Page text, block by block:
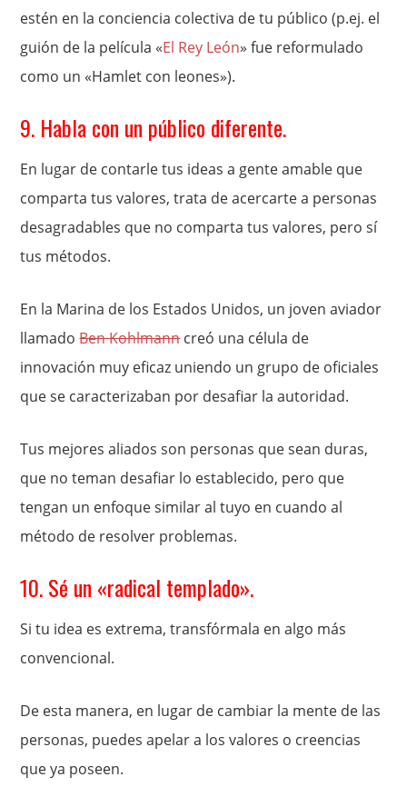
estén en la conciencia colectiva de tu público (p.ej. el
guión de la película «El Rey León» fue reformulado
como un «Hamlet con leones»).
9. Habla con un público diferente.
En lugar de contarle tus ideas a gente amable que
comparta tus valores, trata de acercarte a personas
desagradables que no comparta tus valores, pero sí
tus métodos.
En la Marina de los Estados Unidos, un joven aviador
llamadoBen Kohlmanncreó una célula de
innovación muy eficaz uniendo un grupo de oficiales
que se caracterizaban por desafiar la autoridad.
Tus mejores aliados son personas que sean duras,
que no teman desafiar lo establecido, pero que
tengan un enfoque similar al tuyo en cuando al
método de resolver problemas.
10. Sé un «radical templado».
Si tu idea es extrema, transfórmala en algo más
convencional.
De esta manera, en lugar de cambiar la mente de las
personas, puedes apelar a los valores o creencias
que ya poseen.